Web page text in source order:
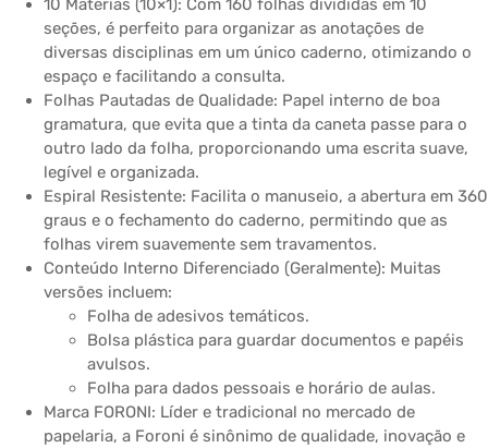
10 Matérias (10×1): Com 160 folhas divididas em 10
seções, é perfeito para organizar as anotações de
diversas disciplinas em um único caderno, otimizando o
espaço e facilitando a consulta.
Folhas Pautadas de Qualidade: Papel interno de boa
gramatura, que evita que a tinta da caneta passe para o
outro lado da folha, proporcionando uma escrita suave,
legível e organizada.
Espiral Resistente: Facilita o manuseio, a abertura em 360
graus e o fechamento do caderno, permitindo que as
folhas virem suavemente sem travamentos.
Conteúdo Interno Diferenciado (Geralmente): Muitas
versões incluem:
Folha de adesivos temáticos.
Bolsa plástica para guardar documentos e papéis
avulsos.
Folha para dados pessoais e horário de aulas.
Marca FORONI: Líder e tradicional no mercado de
papelaria, a Foroni é sinônimo de qualidade, inovação e